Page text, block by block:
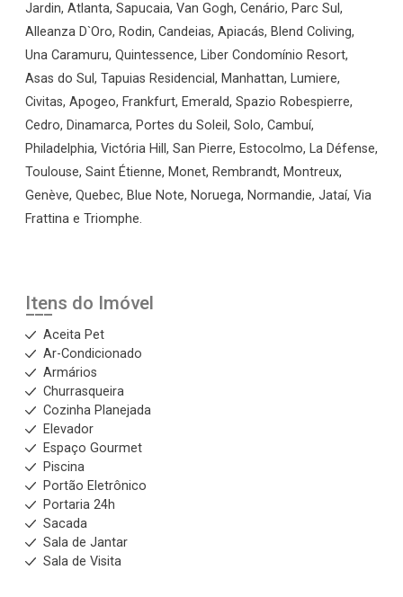
Jardin, Atlanta, Sapucaia, Van Gogh, Cenário, Parc Sul,
Alleanza D`Oro, Rodin, Candeias, Apiacás, Blend Coliving,
Una Caramuru, Quintessence, Liber Condomínio Resort,
Asas do Sul, Tapuias Residencial, Manhattan, Lumiere,
Civitas, Apogeo, Frankfurt, Emerald, Spazio Robespierre,
Cedro, Dinamarca, Portes du Soleil, Solo, Cambuí,
Philadelphia, Victória Hill, San Pierre, Estocolmo, La Défense,
Toulouse, Saint Étienne, Monet, Rembrandt, Montreux,
Genève, Quebec, Blue Note, Noruega, Normandie, Jataí, Via
Frattina e Triomphe.
Itens do Imóvel
Aceita Pet
Ar-Condicionado
Armários
Churrasqueira
Cozinha Planejada
Elevador
Espaço Gourmet
Piscina
Portão Eletrônico
Portaria 24h
Sacada
Sala de Jantar
Sala de Visita